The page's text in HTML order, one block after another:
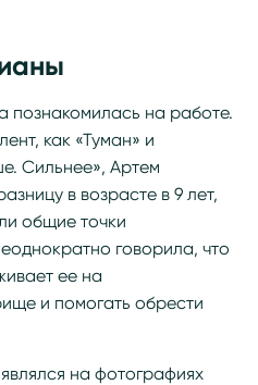
познакомилась на работе.
как «Туман» и
Сильнее», Артем
в возрасте в 9 лет,
общие точки
говорила, что
ее на
и помогать обрести
на фотографиях